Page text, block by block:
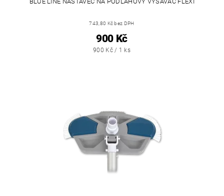
743,80 Kč bez DPH
900 Kč
900 Kč / 1 ks